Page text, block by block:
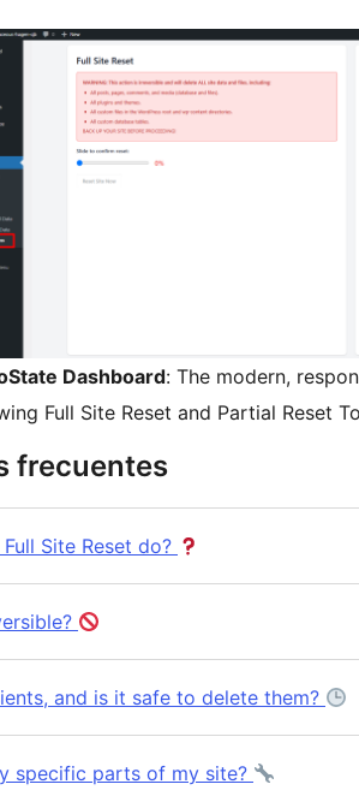
Dashboard: The modern,
Full Site Reset and Partial Reset
frecuentes
Site Reset do?
and is it safe to delete them?
specific parts of my site?